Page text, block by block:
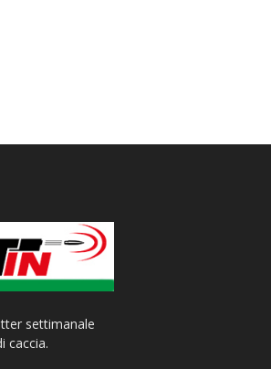
settimanale
caccia.